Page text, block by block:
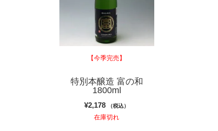
【今季完売】
特別本醸造 富の和
1800ml
¥2,178 （税込）
在庫切れ